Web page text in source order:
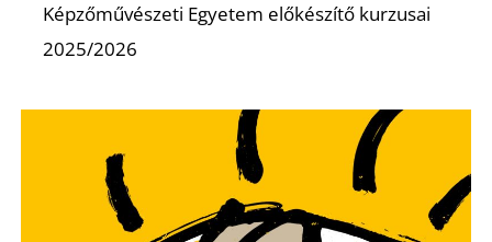
Képzőművészeti Egyetem előkészítő kurzusai
2025/2026